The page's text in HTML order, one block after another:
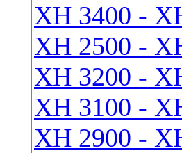
XH 3400 -
XH 2500 -
XH 3200 -
XH 3100 -
XH 2900 -